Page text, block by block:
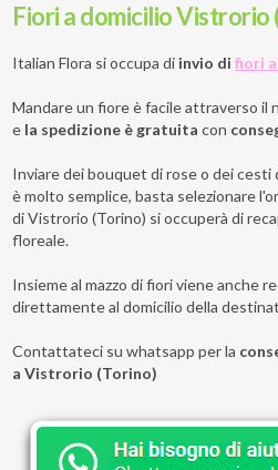
Fiori a domicilio Vistrorio
Italian Flora si occupa di invio difiori
Mandare un fiore è facile attraverso il
e la spedizione è gratuita con
Inviare dei bouquet di rose o dei cesti
è molto semplice, basta selezionare
di Vistrorio (Torino) si occuperà di
floreale.
Insieme al mazzo di fiori viene anche
direttamente al domicilio della
Contattateci su whatsapp per la
a Vistrorio (Torino)